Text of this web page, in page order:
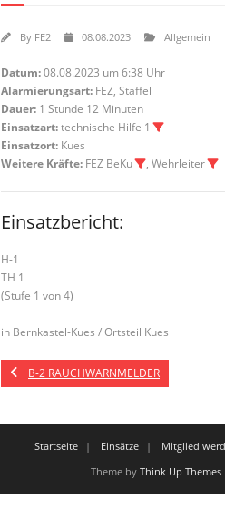
By FE2 08.08.2023 Allgemein
Datum:08.08.2023 um 6:38 Uhr
Alarmierungsart: FEZ, Staffel
Dauer: 1 Stunde 12 Minuten
Einsatzart:technische Hilfe 1
Einsatzort: Kues
Weitere Kräfte: FEZ BeKu , Wehrleiter
Einsatzbericht:
H-1
TH 1
(Stufe 1 von 4)
in Bernkastel-Kues / Ortsteil Kues
B-2 RAUCHWARNMELDER
Startseite Einsätze Mitglied
Theme by Think Up Themes